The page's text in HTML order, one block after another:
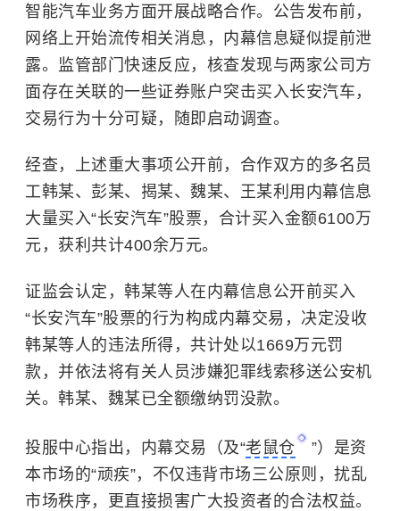
智能汽车业务方面开展战略合作。公告发布前，
网络上开始流传相关消息，内幕信息疑似提前泄
露。监管部门快速反应，核查发现与两家公司方
面存在关联的一些证券账户突击买入长安汽车，
交易行为十分可疑，随即启动调查。
经查，上述重大事项公开前，合作双方的多名员
工韩某、彭某、揭某、魏某、王某利用内幕信息
大量买入“长安汽车”股票，合计买入金额6100万
元，获利共计400余万元。
证监会认定，韩某等人在内幕信息公开前买入
“长安汽车”股票的行为构成内幕交易，决定没收
韩某等人的违法所得，共计处以1669万元罚
款，并依法将有关人员涉嫌犯罪线索移送公安机
关。韩某、魏某已全额缴纳罚没款。
投服中心指出，内幕交易（及“老鼠仓
”）是资
本市场的“顽疾”，不仅违背市场三公原则，扰乱
市场秩序，更直接损害广大投资者的合法权益。